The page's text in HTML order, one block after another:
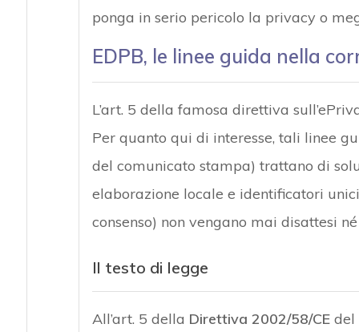
ponga in serio pericolo la privacy o
EDPB, le linee guida nella
L’art. 5 della famosa direttiva
Per quanto qui di interesse, tali linee
del comunicato stampa) trattano di
elaborazione locale e identificatori
consenso) non vengano mai disattesi
Il testo di legge
All’art. 5 della Direttiva 2002/58/CE del